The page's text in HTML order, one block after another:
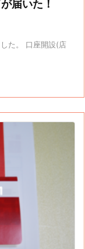
届いた！
た。 口座開設(店